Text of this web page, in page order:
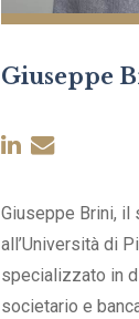
Giuseppe
Giuseppe Brini, il
all’Università di
specializzato in
societario e